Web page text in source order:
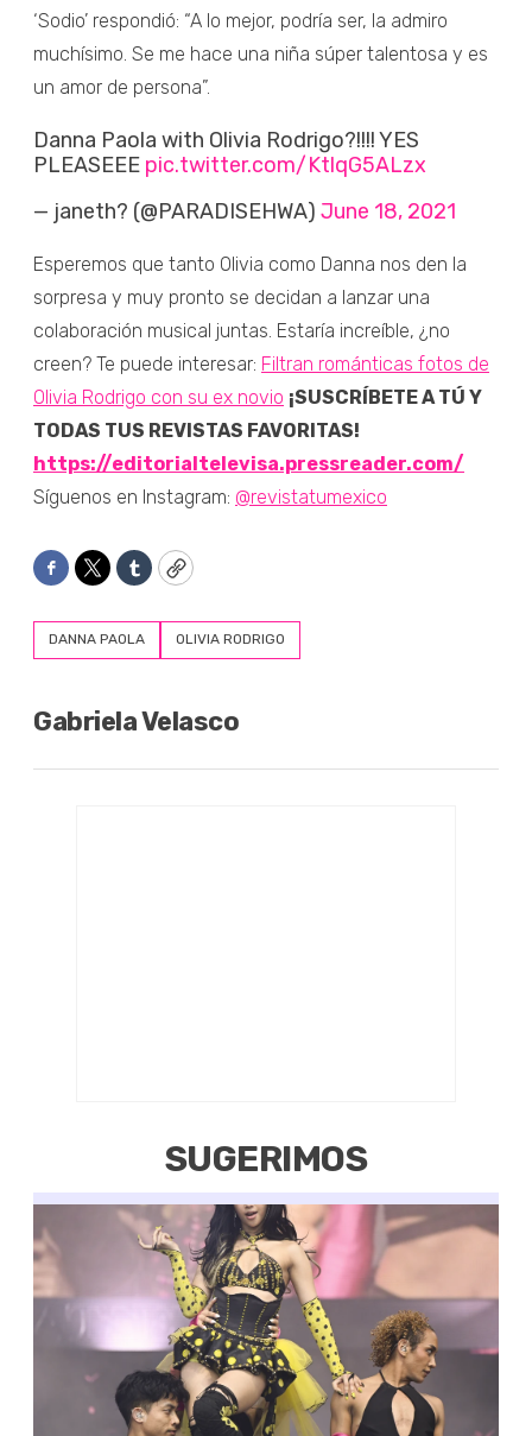
‘Sodio’ respondió: “A lo mejor, podría ser, la admiro
muchísimo. Se me hace una niña súper talentosa y es
un amor de persona”.
Danna Paola with Olivia Rodrigo?!!!! YES
PLEASEEE pic.twitter.com/KtlqG5ALzx
— janeth? (@PARADISEHWA) June 18, 2021
Esperemos que tanto Olivia como Danna nos den la
sorpresa y muy pronto se decidan a lanzar una
colaboración musical juntas. Estaría increíble, ¿no
creen? Te puede interesar: Filtran románticas fotos de
Olivia Rodrigo con su ex novio ¡SUSCRÍBETE A TÚ Y
TODAS TUS REVISTAS FAVORITAS!
https://editorialtelevisa.pressreader.com/
Síguenos en Instagram: @revistatumexico
Facebook
TwitterTumblrCopy
DANNA PAOLA OLIVIA RODRIGO
Gabriela Velasco
SUGERIMOS